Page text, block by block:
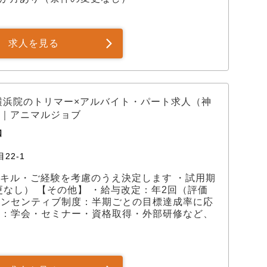
求人を見る
院のトリマー×アルバイト・パート求人（神
アニマルジョブ
22-1
・ご経験を考慮のうえ決定します ・試用期
し） 【その他】 ・給与改定：年2回（評価
センティブ制度：半期ごとの目標達成率に応
学会・セミナー・資格取得・外部研修など、